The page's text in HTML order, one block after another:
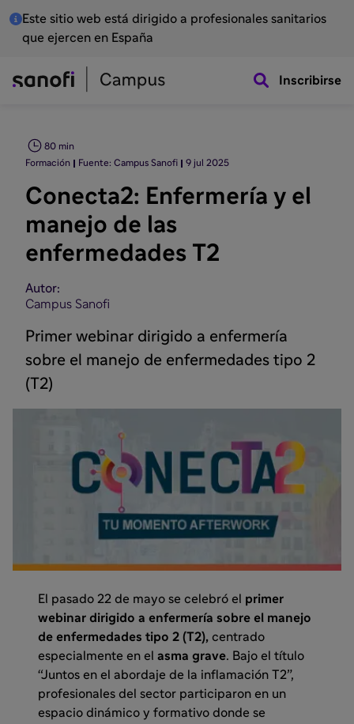
Este sitio web está dirigido a profesionales sanitarios
que ejercen en España
Inscribirse
Formación Fuente: Campus Sanofi 9 jul 2025
80 min
Conecta2: Enfermería y el
manejo de las
enfermedades T2
Autor:
Campus Sanofi
Primer webinar dirigido a enfermería
sobre el manejo de enfermedades tipo 2
(T2)
El pasado 22 de mayo se celebró el primer
webinar dirigido a enfermería sobre el manejo
de enfermedades tipo 2 (T2), centrado
especialmente en el asma grave. Bajo el título
“Juntos en el abordaje de la inflamación T2”,
profesionales del sector participaron en un
espacio dinámico y formativo donde se